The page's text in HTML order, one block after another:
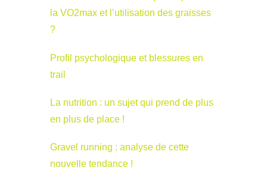
la VO2max et l’utilisation des graisses
?
Profil psychologique et blessures en
trail
La nutrition : un sujet qui prend de plus
en plus de place !
Gravel running : analyse de cette
nouvelle tendance !